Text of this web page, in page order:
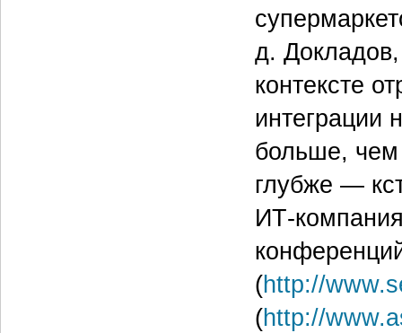
д.
контексте
интеграции
больше, чем
глубже —
ИТ-
(http://
(http://